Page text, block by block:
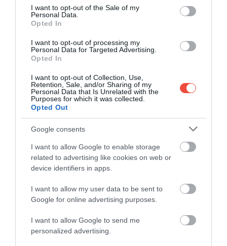
consent section.
I want to opt-out of the Sale of my
Personal Data.
Opted In
I want to opt-out of processing my
Personal Data for Targeted Advertising.
Opted In
I want to opt-out of Collection, Use,
Retention, Sale, and/or Sharing of my
Personal Data that Is Unrelated with the
Purposes for which it was collected.
Opted Out
Google consents
I want to allow Google to enable storage
related to advertising like cookies on web or
device identifiers in apps.
I want to allow my user data to be sent to
Google for online advertising purposes.
I want to allow Google to send me
personalized advertising.